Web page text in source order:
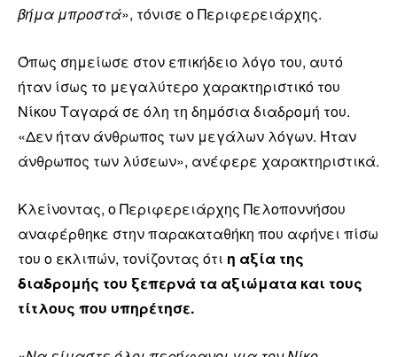
βήμα μπροστά», τόνισε ο Περιφερειάρχης.
Όπως σημείωσε στον επικήδειο λόγο του, αυτό
ήταν ίσως το μεγαλύτερο χαρακτηριστικό του
Νίκου Ταγαρά σε όλη τη δημόσια διαδρομή του.
«Δεν ήταν άνθρωπος των μεγάλων λόγων. Ήταν
άνθρωπος των λύσεων», ανέφερε χαρακτηριστικά.
Κλείνοντας, ο Περιφερειάρχης Πελοποννήσου
αναφέρθηκε στην παρακαταθήκη που αφήνει πίσω
του ο εκλιπών, τονίζοντας ότι η αξία της
διαδρομής του ξεπερνά τα αξιώματα και τους
τίτλους που υπηρέτησε.